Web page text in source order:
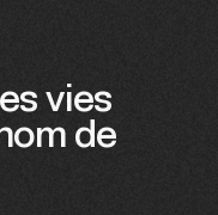
vies
de